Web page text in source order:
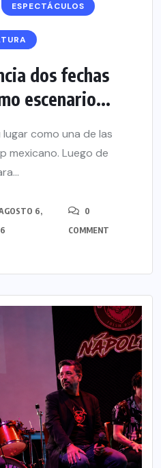
ESPECTÁCULOS
dos fechas
escenario...
como una de las
mexicano. Luego de
6,
0
COMMENT